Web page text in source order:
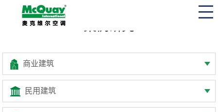
商业建筑
民用建筑